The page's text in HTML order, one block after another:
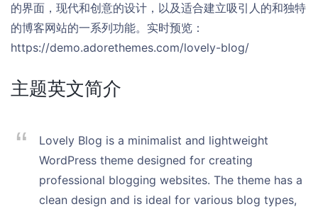
的界面，现代和创意的设计，以及适合建立吸引人的和独特
的博客网站的一系列功能。实时预览：
https://demo.adorethemes.com/lovely-blog/
主题英文简介
Lovely Blog is a minimalist and lightweight
WordPress theme designed for creating
professional blogging websites. The theme has a
clean design and is ideal for various blog types,